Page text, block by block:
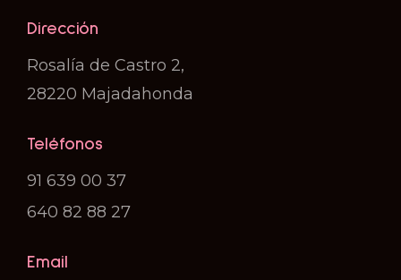
Dirección
Rosalía de Castro 2,
28220 Majadahonda
Teléfonos
91 639 00 37
640 82 88 27
Email